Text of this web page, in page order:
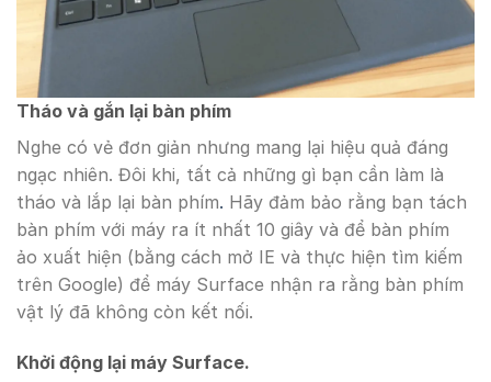
Tháo và gắn lại bàn phím
Nghe có vẻ đơn giản nhưng mang lại hiệu quả đáng
ngạc nhiên. Đôi khi, tất cả những gì bạn cần làm là
tháo và lắp lại bàn phím. Hãy đảm bảo rằng bạn tách
bàn phím với máy ra ít nhất 10 giây và để bàn phím
ảo xuất hiện (bằng cách mở IE và thực hiện tìm kiếm
trên Google) để máy Surface nhận ra rằng bàn phím
vật lý đã không còn kết nối.
Khởi động lại máy Surface.